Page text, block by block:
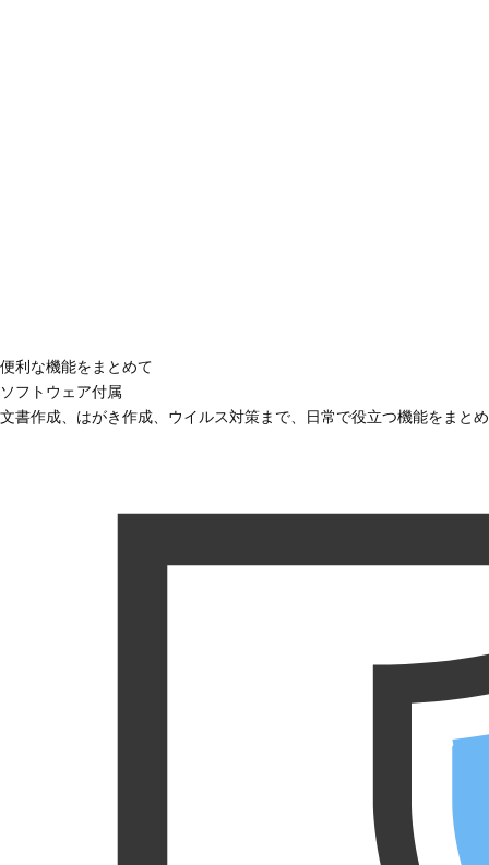
便利な機能をまとめて
ソフトウェア付属
文書作成、はがき作成、ウイルス対策まで、日常で役立つ機能をまと